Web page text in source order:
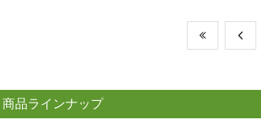
商品ラインナップ